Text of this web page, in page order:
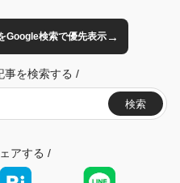
Google検索で優先表示→
事を検索する /
検索
アする /